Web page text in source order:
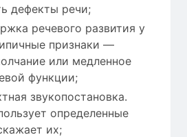
дефекты речи;
речевого развития у
признаки —
или медленное
функции;
звукопостановка.
определенные
их;